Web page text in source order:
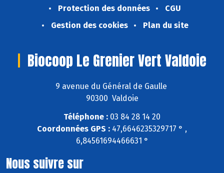
Protection des données
CGU
Gestion des cookies
Plan du site
Biocoop Le Grenier Vert Valdoie
9 avenue du Général de Gaulle
90300 Valdoie
Téléphone : 03 84 28 14 20
Coordonnées GPS : 47,6646235329717 ° ,
6,84561694466631 °
Nous suivre sur